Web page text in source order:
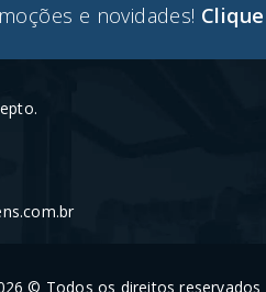
e novidades!
© Todos os direitos reservados